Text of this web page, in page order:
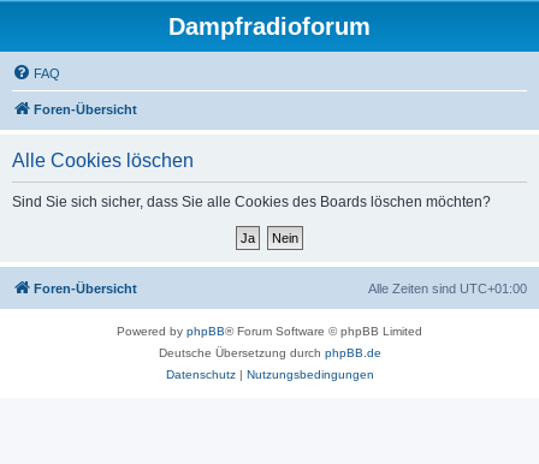
Dampfradioforum
FAQ
Foren-Übersicht
Alle Cookies löschen
Sind Sie sich sicher, dass Sie alle Cookies des Boards löschen möchten?
Foren-Übersicht Alle Zeiten sind UTC+01:00
Powered by phpBB® Forum Software © phpBB Limited
Deutsche Übersetzung durch phpBB.de
Datenschutz| Nutzungsbedingungen